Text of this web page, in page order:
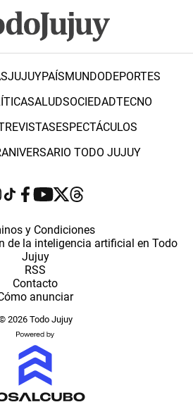
JUJUYPAÍSMUNDODEPORTES
SALUDSOCIEDADTECNO
ESPECTÁCULOS
ANIVERSARIO TODO JUJUY
y Condiciones
de la inteligencia artificial en Todo
Jujuy
RSS
Contacto
anunciar
2026 Todo Jujuy